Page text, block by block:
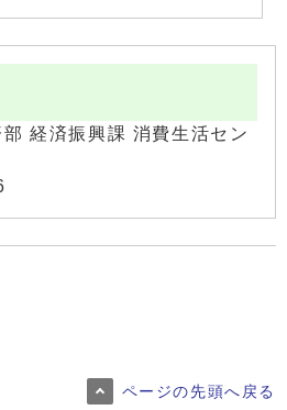
経済振興課 消費生活セン
ページの先頭へ戻る